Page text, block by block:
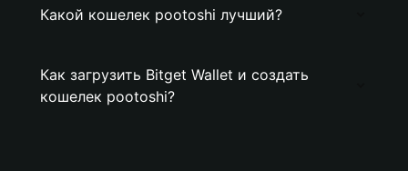
Какой кошелек pootoshi лучший?
Как загрузить Bitget Wallet и создать
кошелек pootoshi?